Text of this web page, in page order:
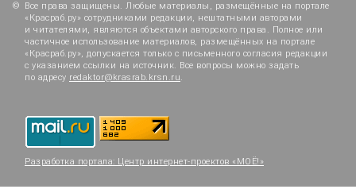
Все права защищены. Любые материалы, размещённые на портале
«Красраб.ру» сотрудниками редакции, нештатными авторами
и читателями, являются объектами авторского права. Полное или
частичное использование материалов, размещённых на портале
«Красраб.ру», допускается только с письменного согласия редакции
с указанием ссылки на источник. Все вопросы можно задать
по адресу redaktor@krasrab.krsn.ru.
Разработка портала: Центр интернет-проектов «МОЁ!»